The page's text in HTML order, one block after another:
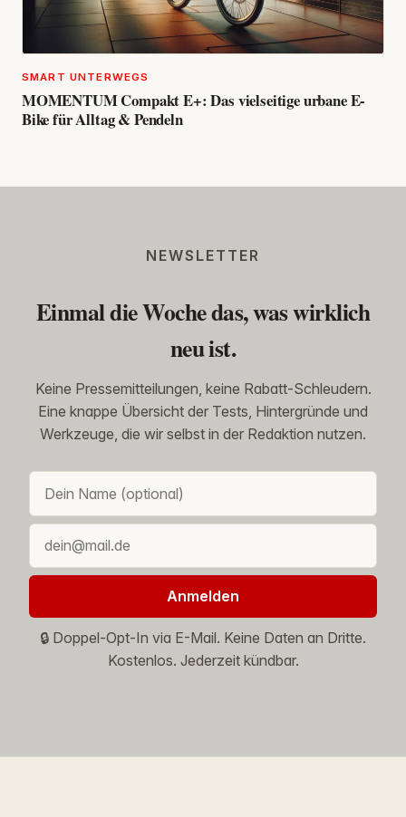
SMART UNTERWEGS
MOMENTUM Compakt E+: Das vielseitige urbane E-
Bike für Alltag & Pendeln
NEWSLETTER
Einmal die Woche das, was wirklich
neu ist.
Keine Pressemitteilungen, keine Rabatt-Schleudern.
Eine knappe Übersicht der Tests, Hintergründe und
Werkzeuge, die wir selbst in der Redaktion nutzen.
Anmelden
🔒 Doppel-Opt-In via E-Mail. Keine Daten an Dritte.
Kostenlos. Jederzeit kündbar.